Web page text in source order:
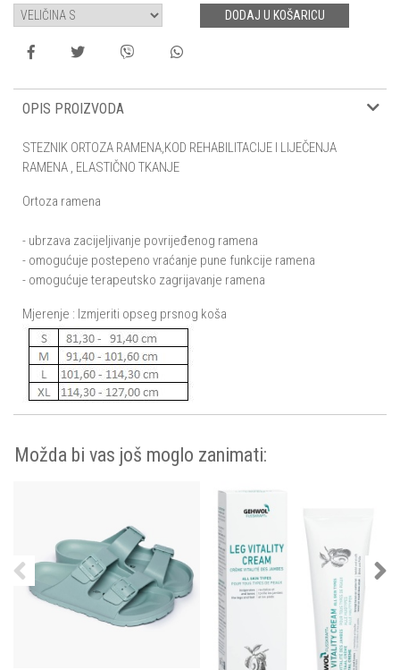
DODAJ U KOŠARICU
OPIS PROIZVODA
STEZNIK ORTOZA RAMENA,KOD REHABILITACIJE I LIJEČENJA
RAMENA , ELASTIČNO TKANJE
Ortoza ramena
- ubrzava zacijeljivanje povrijeđenog ramena
- omogućuje postepeno vraćanje pune funkcije ramena
- omogućuje terapeutsko zagrijavanje ramena
Mjerenje : Izmjeriti opseg prsnog koša
Možda bi vas još moglo zanimati: